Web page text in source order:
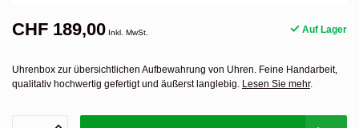
CHF 189,00 Inkl. MwSt. Auf Lager
Uhrenbox zur übersichtlichen Aufbewahrung von Uhren. Feine Handarbeit,
qualitativ hochwertig gefertigt und äußerst langlebig. Lesen Sie mehr.